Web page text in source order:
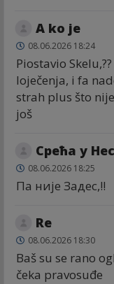
A ko je
08.06.2026 18:24
Piostavio
loječenja, i fa
strah plus što
još
Срећа у
08.06.2026 18:25
Па није Задес,!!
Re
08.06.2026 18:30
Baš su se rano
čeka pravosuđe